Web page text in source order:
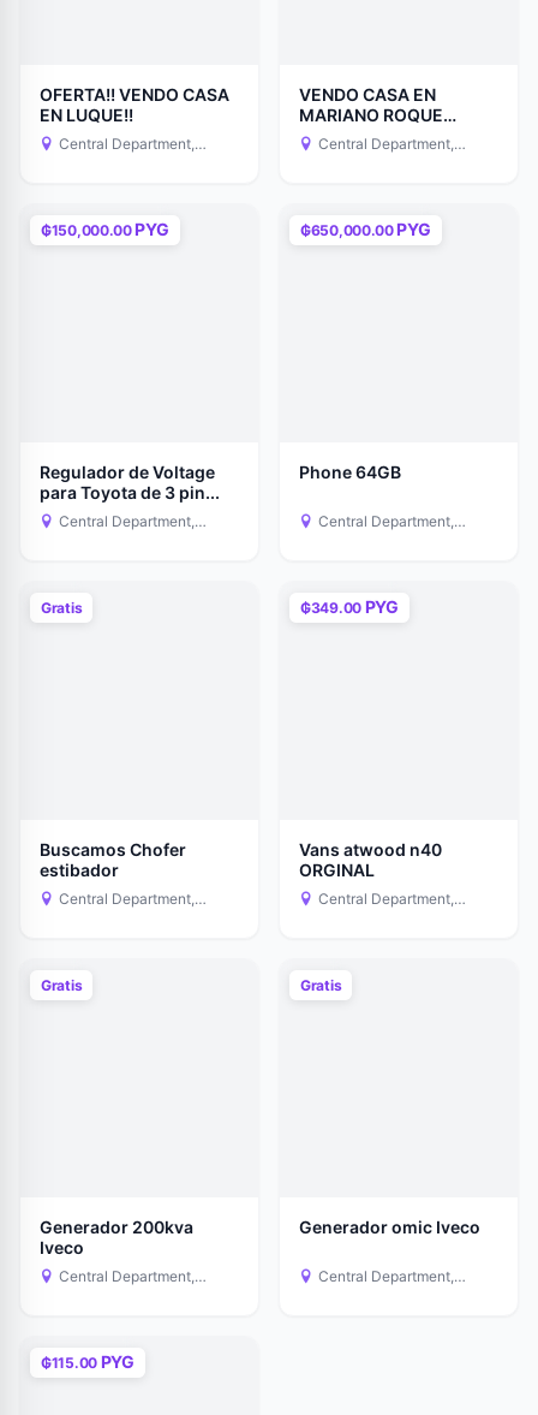
OFERTA!! VENDO CASA
EN LUQUE!!
Central Department,
VENDO CASA EN
MARIANO ROQUE
ALONSO
Central Department,
₲150,000.00PYG
Regulador de Voltage
para Toyota de 3 pin...
Central Department,
₲650,000.00PYG
Phone 64GB
Central Department,
Gratis
Buscamos Chofer
estibador
Central Department,
₲349.00 PYG
Vans atwood n40
ORGINAL
Central Department,
Gratis
Generador 200kva
Iveco
Central Department,
Gratis
Generador omic Iveco
Central Department,
₲115.00 PYG